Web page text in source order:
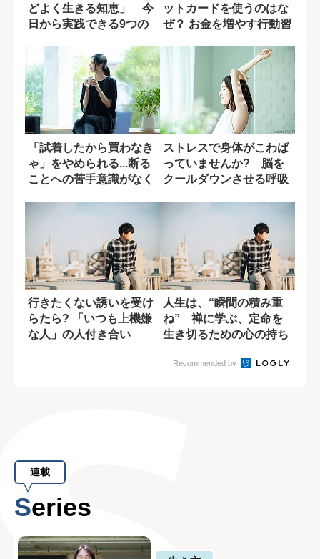
どよく生きる知恵」 今
日から実践できる9つの
ットカードを使うのはな
ぜ？ お金を増やす行動習
「試着したから買わなき
ゃ」をやめられる...断る
ことへの苦手意識がなく
ストレスで身体がこわば
っていませんか? 脳を
クールダウンさせる呼吸
行きたくない誘いを受け
らたら? 「いつも上機嫌
な人」の人付き合い
人生は、“瞬間の積み重
ね” 禅に学ぶ、定命を
生き切るための心の持ち
Recommended by
連載
Series